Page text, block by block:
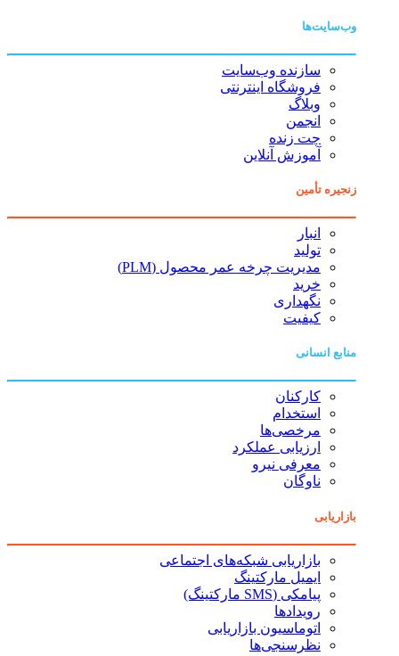
وب‌سایت‌ها
سازنده وب‌سایت
فروشگاه اینترنتی
وبلاگ
انجمن
چت زنده
آموزش آنلاین
زنجیره تأمین
انبار
تولید
مدیریت چرخه عمر محصول (PLM)
خرید
نگهداری
کیفیت
منابع انسانی
کارکنان
استخدام
مرخصی‌ها
ارزیابی عملکرد
معرفی نیرو
ناوگان
بازاریابی
بازاریابی شبکه‌های اجتماعی
ایمیل مارکتینگ
پیامکی (SMS مارکتینگ)
رویدادها
اتوماسیون بازاریابی
نظرسنجی‌ها